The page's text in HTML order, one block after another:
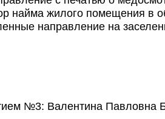
найма жилого помещения в
направление на
№3: Валентина Павловна